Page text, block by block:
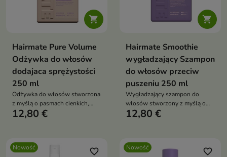

Hairmate Pure Volume
Odżywka do włosów
dodajaca sprężystości
250 ml
Odżywka do włosów stworzona
z myślą o pasmach cienkich,
delikatnych i pozbawionych
12,80 €

Hairmate Smoothie
wygładzający Szampon
do włosów przeciw
puszeniu 250 ml
Wygładzający szampon do
włosów stworzony z myślą o
pasmach niesfornych, suchych i
12,80 €
Nowość favorite_border Nowość favorite_border